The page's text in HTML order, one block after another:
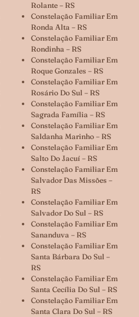
Rolante – RS
Constelação Familiar Em
Ronda Alta – RS
Constelação Familiar Em
Rondinha – RS
Constelação Familiar Em
Roque Gonzales – RS
Constelação Familiar Em
Rosário Do Sul – RS
Constelação Familiar Em
Sagrada Família – RS
Constelação Familiar Em
Saldanha Marinho – RS
Constelação Familiar Em
Salto Do Jacuí – RS
Constelação Familiar Em
Salvador Das Missões –
RS
Constelação Familiar Em
Salvador Do Sul – RS
Constelação Familiar Em
Sananduva – RS
Constelação Familiar Em
Santa Bárbara Do Sul –
RS
Constelação Familiar Em
Santa Cecília Do Sul – RS
Constelação Familiar Em
Santa Clara Do Sul – RS